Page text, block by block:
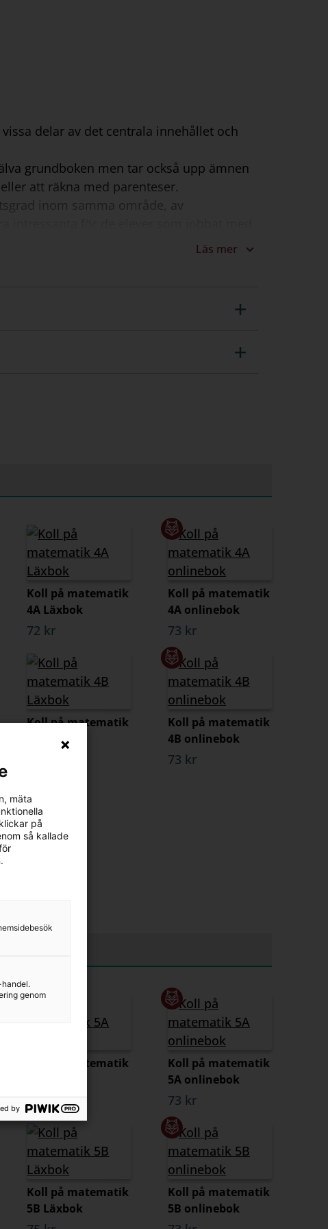
delar av det centrala innehållet och
grundboken men tar också upp ämnen
att räkna med parenteser.
inom samma område, av
Läs mer
Koll på matematik
4A Läxbok
72 kr
Koll på matematik
4A onlinebok
73 kr
Koll på matematik
4B Läxbok
Koll på matematik
4B onlinebok
73 kr
Koll på matematik
75 kr
Koll på matematik
5A onlinebok
73 kr
Koll på matematik
5B Läxbok
Koll på matematik
5B onlinebok
mäta
på
så kallade
genom
by